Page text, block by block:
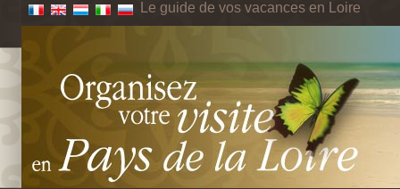
Le guide de vos vacances en Loire